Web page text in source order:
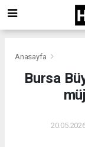
Anasayfa
Bursa